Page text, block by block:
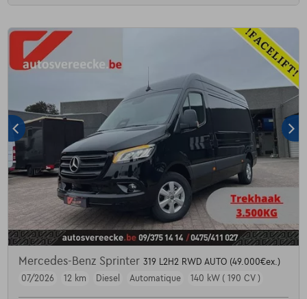
Mercedes-Benz Sprinter 319 L2H2 RWD AUTO (49.000€ex.)
07/2026
12 km Diesel Automatique 140 kW ( 190 CV )